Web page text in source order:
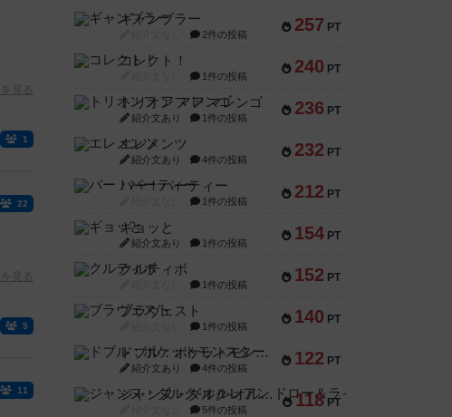
を見る
1
22
を見る
5
11
257 PT
ギャンブラー
2件の投稿
240 PT
コレクト！
1件の投稿
236 PT
トリオンフ ア マレンゴ
紹介文あり 1件の投稿
232 PT
エレメンツ
紹介文あり 4件の投稿
212 PT
バー！パーティー
1件の投稿
154 PT
ギョッと
紹介文あり 1件の投稿
152 PT
クルティボ
1件の投稿
140 PT
ブラヴェスト
1件の投稿
122 PT
ドブル：ポケットモンスター
紹介文あり 4件の投稿
118 PT
ジャンヌ・ダルク-オルレアン ドロー＆ライト
5件の投稿